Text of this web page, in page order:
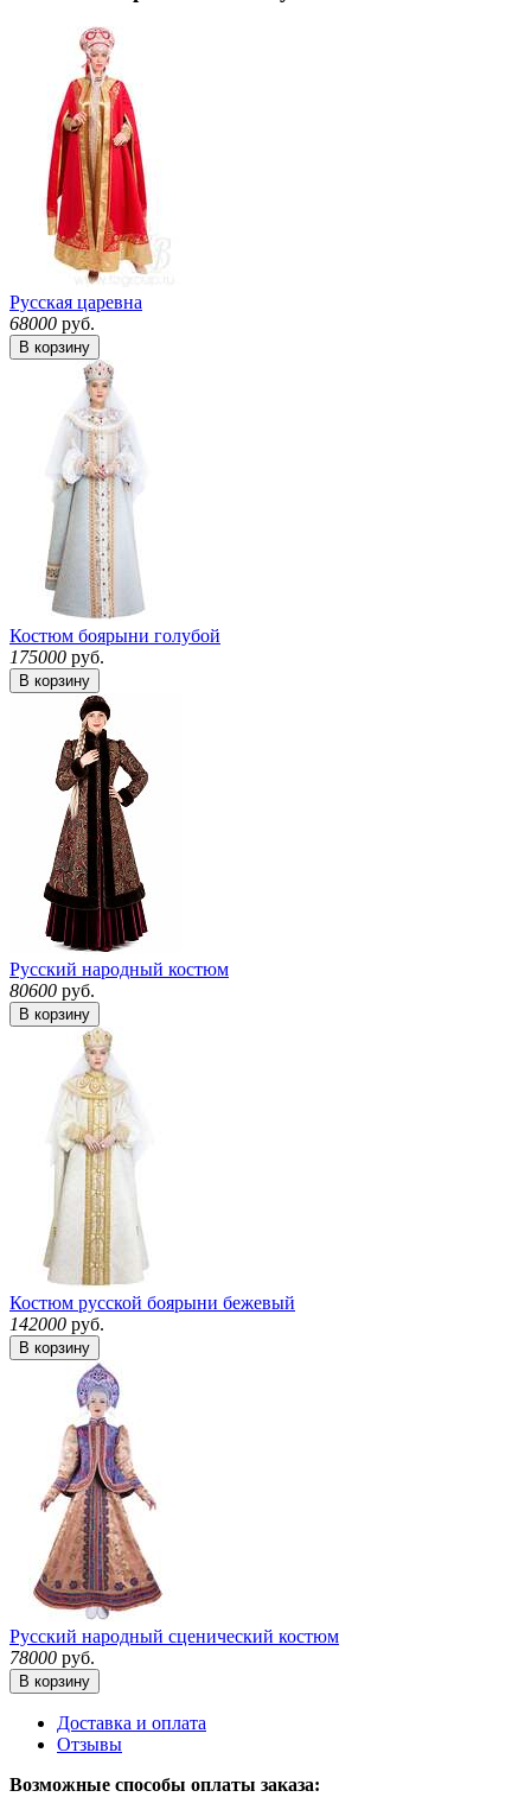
Русская царевна
68000 руб.
В корзину
Костюм боярыни голубой
175000 руб.
В корзину
Русский народный костюм
80600 руб.
В корзину
Костюм русской боярыни бежевый
142000 руб.
В корзину
Русский народный сценический костюм
78000 руб.
В корзину
Доставка и оплата
Отзывы
Возможные способы оплаты заказа: